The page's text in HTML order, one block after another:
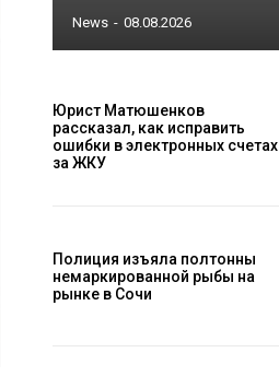
News - 08.08.2026
Юрист Матюшенков
рассказал, как исправить
ошибки в электронных счетах
за ЖКУ
Полиция изъяла полтонны
немаркированной рыбы на
рынке в Сочи